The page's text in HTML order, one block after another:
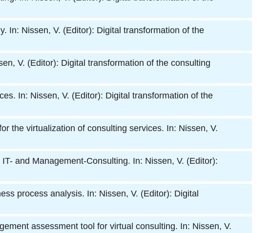
In: Nissen, V. (Editor): Digital transformation of the
V. (Editor): Digital transformation of the consulting
In: Nissen, V. (Editor): Digital transformation of the
the virtualization of consulting services. In: Nissen, V.
and Management-Consulting. In: Nissen, V. (Editor):
process analysis. In: Nissen, V. (Editor): Digital
assessment tool for virtual consulting. In: Nissen, V.